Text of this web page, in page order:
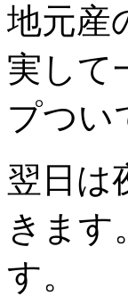
地元産
実して
プつい
翌日は
きます
す。